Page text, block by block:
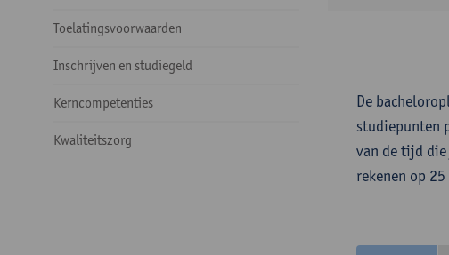
Toelatingsvoorwaarden
Inschrijven en studiegeld
Kerncompetenties
Kwaliteitszorg
De
studiepunten
van de tijd
rekenen op